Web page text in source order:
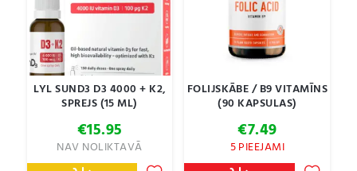
LYL SUND3 D3 4000 + K2,
SPREJS (15 ML)
€15.95
NAV NOLIKTAVĀ
FOLIJSKĀBE / B9 VITAMĪNS
(90 KAPSULAS)
€7.49
5 PIEEJAMI